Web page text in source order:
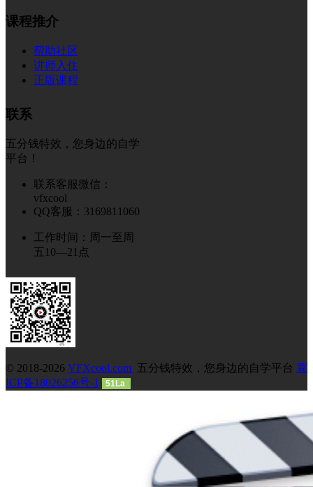
课程推介
帮助社区
讲师入住
正版课程
联系
五分钱特效，您身边的自学
平台！
联系客服微信：
vfxcool
QQ客服：3169811060
工作时间：周一至周
五10—21点
© 2018-2026 VFXcool.com 五分钱特效，您身边的自学平台 冀
ICP备18026256号-1
51La